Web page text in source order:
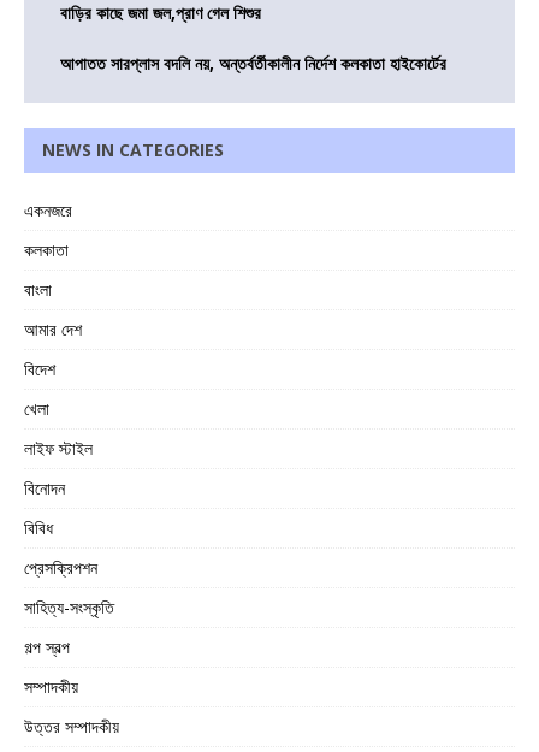
বাড়ির কাছে জমা জল,প্রাণ গেল শিশুর
আপাতত সারপ্লাস বদলি নয়, অন্তর্বর্তীকালীন নির্দেশ কলকাতা হাইকোর্টের
NEWS IN CATEGORIES
একনজরে
কলকাতা
বাংলা
আমার দেশ
বিদেশ
খেলা
লাইফ স্টাইল
বিনোদন
বিবিধ
প্রেসক্রিপশন
সাহিত্য-সংস্কৃতি
গল্প স্বল্প
সম্পাদকীয়
উত্তর সম্পাদকীয়